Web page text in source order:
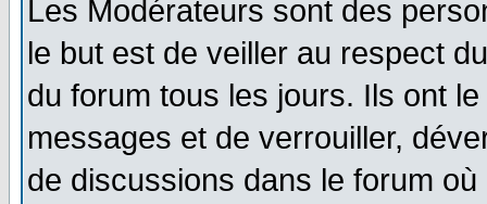
Les Modérateurs sont des
le but est de veiller au respect
du forum tous les jours. Ils ont
messages et de verrouiller,
de discussions dans le forum